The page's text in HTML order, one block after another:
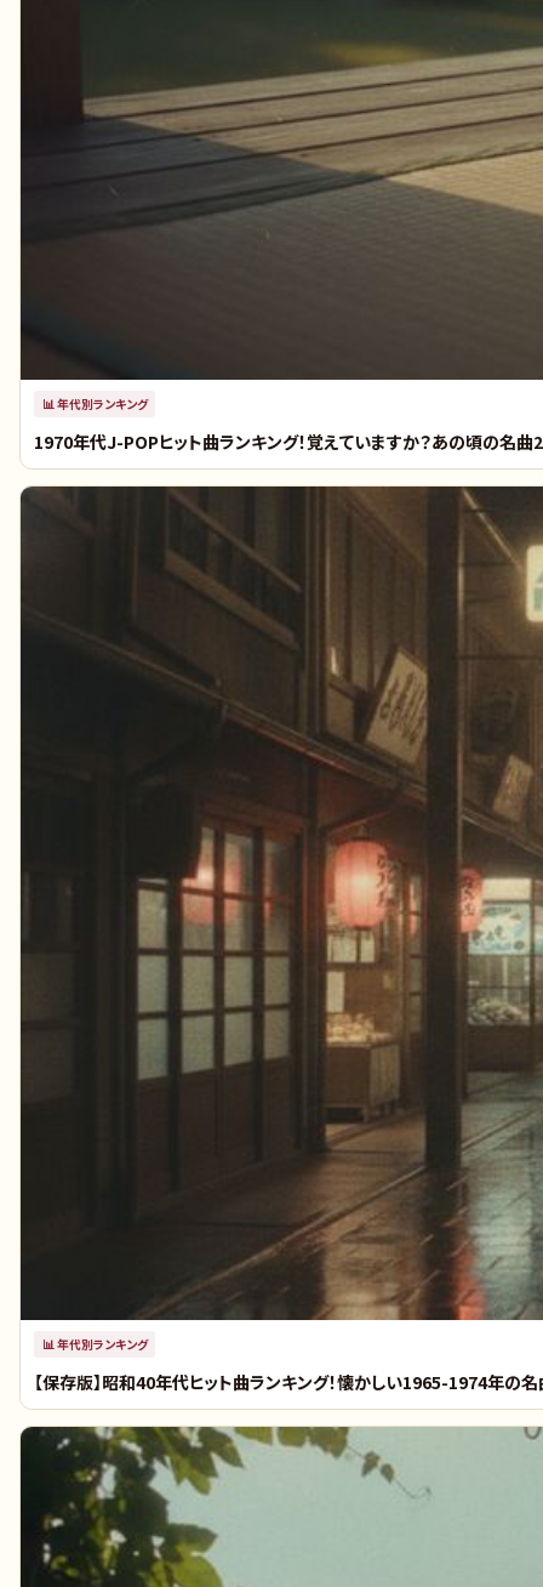
📊年代別ランキング
1970年代J-POPヒット曲ランキング！覚えていますか？あの頃の名曲
📊年代別ランキング
【保存版】昭和40年代ヒット曲ランキング！懐かしい1965-1974年の